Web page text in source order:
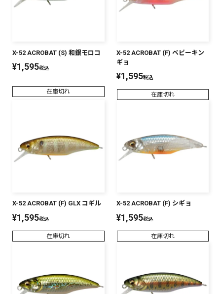
X-52 ACROBAT (S) 和銀モロコ
¥1,595税込
在庫切れ
X-52 ACROBAT (F) ベビーキン
ギョ
¥1,595税込
在庫切れ
X-52 ACROBAT (F) GLX コギル
¥1,595税込
在庫切れ
X-52 ACROBAT (F) シギョ
¥1,595税込
在庫切れ